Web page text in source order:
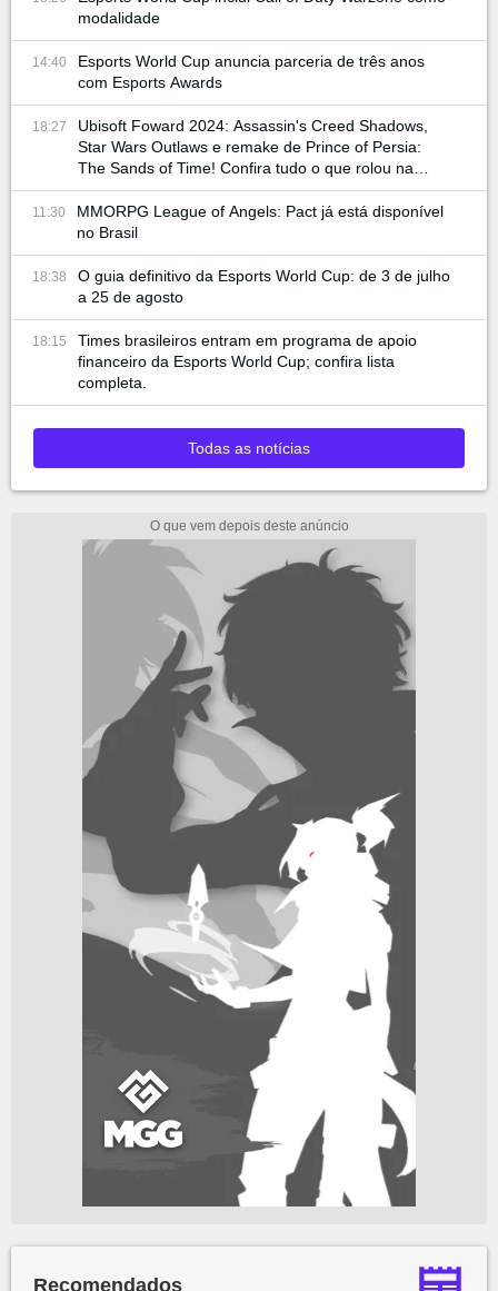
modalidade
14:40
Esports World Cup anuncia parceria de três anos
com Esports Awards
18:27
Ubisoft Foward 2024: Assassin's Creed Shadows,
Star Wars Outlaws e remake de Prince of Persia:
The Sands of Time! Confira tudo o que rolou na
conferência
11:30
MMORPG League of Angels: Pact já está disponível
no Brasil
18:38
O guia definitivo da Esports World Cup: de 3 de julho
a 25 de agosto
18:15
Times brasileiros entram em programa de apoio
financeiro da Esports World Cup; confira lista
completa.
Todas as notícias
Recomendados